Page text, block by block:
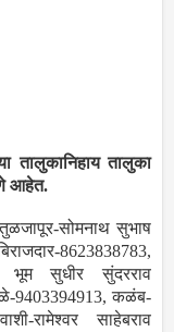
तालुकानिहाय तालुका
आहेत.
सोमनाथ सुभाष
8623838783,
भूम सुधीर सुंदरराव
9403394913, कळंब-
रामेश्वर साहेबराव